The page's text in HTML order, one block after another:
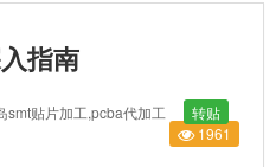
指南
smt贴片加工,pcba代加工
转贴
1961